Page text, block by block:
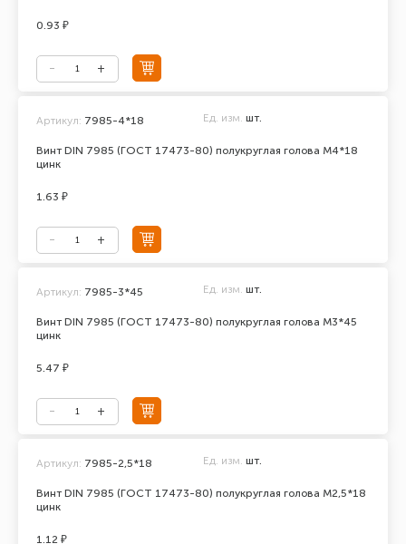
0.93 ₽
Винт DIN 7985 (ГОСТ 17473-80) полукруглая голова М4*18
цинк
Артикул: 7985-4*18 Ед. изм. шт.
1.63 ₽
Винт DIN 7985 (ГОСТ 17473-80) полукруглая голова М3*45
цинк
Артикул: 7985-3*45 Ед. изм. шт.
5.47 ₽
Винт DIN 7985 (ГОСТ 17473-80) полукруглая голова М2,5*18
цинк
Артикул: 7985-2,5*18 Ед. изм. шт.
1.12 ₽